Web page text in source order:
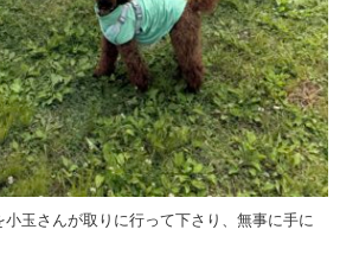
小玉さんが取りに行って下さり、無事に手に